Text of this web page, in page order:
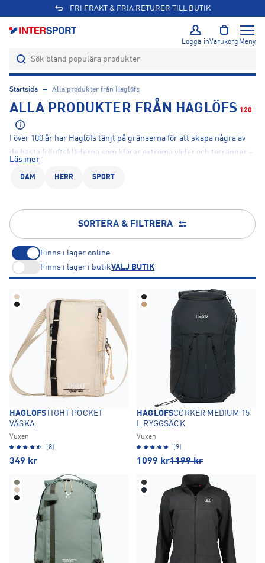
ÖPPET KÖP I 365 DAGAR
Logga inVarukorg Meny
Startsida Alla produkter från Haglöfs
ALLA PRODUKTER FRÅN HAGLÖFS 120
I över 100 år har Haglöfs tänjt på gränserna för att skapa några av
de bästa friluftskläderna som klarar extrema väder och terränger –
ett brett utbud av vandringsjackor, varma kläder och annan
nyheter, erbjudanden och inspiration från Haglöfs här.
Läs mer
DAM HERR SPORT
SORTERA & FILTRERA
Finns i lager online
Finns i lager i butikVÄLJ BUTIK
HAGLÖFS TIGHT POCKET
VÄSKA
Vuxen
(8)
349 kr
HAGLÖFSCORKER MEDIUM 15
L RYGGSÄCK
Vuxen
(9)
1099 kr1199 kr